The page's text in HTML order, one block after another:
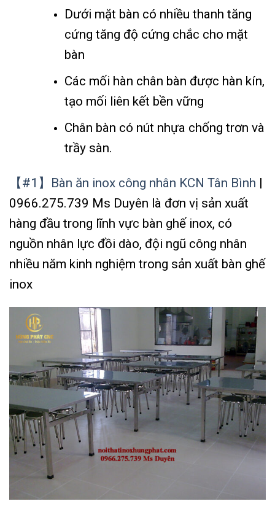
Dưới mặt bàn có nhiều thanh tăng
cứng tăng độ cứng chắc cho mặt
bàn
Các mối hàn chân bàn được hàn kín,
tạo mối liên kết bền vững
Chân bàn có nút nhựa chống trơn và
trầy sàn.
【#1】Bàn ăn inox công nhân KCN Tân Bình |
0966.275.739 Ms Duyên là đơn vị sản xuất
hàng đầu trong lĩnh vực bàn ghế inox, có
nguồn nhân lực đồi dào, đội ngũ công nhân
nhiều năm kinh nghiệm trong sản xuất bàn ghế
inox